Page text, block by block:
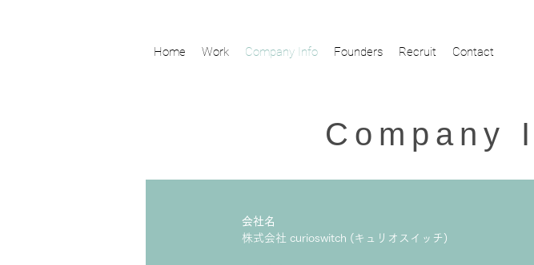
Home Work Company Info Founders Recruit Contact
Company
会社名
株式会社 curioswitch (キュリオスイッチ)